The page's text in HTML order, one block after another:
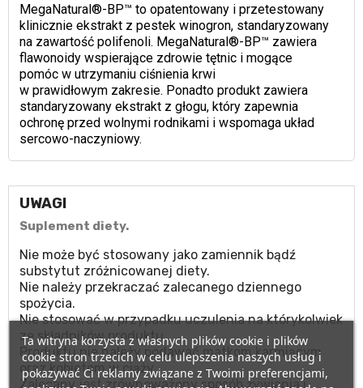
MegaNatural®-BP™ to opatentowany i przetestowany
klinicznie ekstrakt z pestek winogron, standaryzowany
na zawartość polifenoli. MegaNatural®-BP™ zawiera
flawonoidy wspierające zdrowie tętnic i mogące
pomóc w utrzymaniu ciśnienia krwi
w prawidłowym zakresie. Ponadto produkt zawiera
standaryzowany ekstrakt z głogu, który zapewnia
ochronę przed wolnymi rodnikami i wspomaga układ
sercowo-naczyniowy.
UWAGI
Suplement diety.
Nie może być stosowany jako zamiennik bądź
substytut zróżnicowanej diety.
Nie należy przekraczać zalecanego dziennego
spożycia.
Nie stosować w przypadku uczulenia na którykolwiek
ze składników produktu.
Produktu nie należy podawać matkom karmiącym
oraz kobietom w ciąży.
Zalecany jest zrównoważony sposób żywienia i
Ta witryna korzysta z własnych plików cookie i plików
cookie stron trzecich w celu ulepszenia naszych usług i
pokazywać Ci reklamy związane z Twoimi preferencjami,